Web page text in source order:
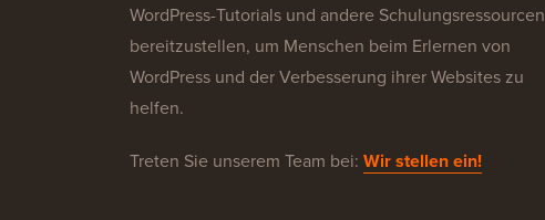
WordPress-Tutorials und andere Schulungsressourcen
bereitzustellen, um Menschen beim Erlernen von
WordPress und der Verbesserung ihrer Websites zu
helfen.
Treten Sie unserem Team bei: Wir stellen ein!